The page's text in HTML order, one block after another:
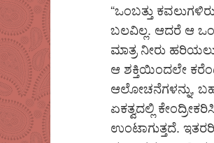
“ಒಂಬತ್ತು
ಬಲವಿಲ್ಲ. ಆದರೆ ಆ
ಮಾತ್ರ ನೀರು
ಆ ಶಕ್ತಿಯಿಂದಲೇ
ಆಲೋಚನೆಗಳನ್ನು,
ಏಕತ್ವದಲ್ಲಿ
ಉಂಟಾಗುತ್ತದೆ.